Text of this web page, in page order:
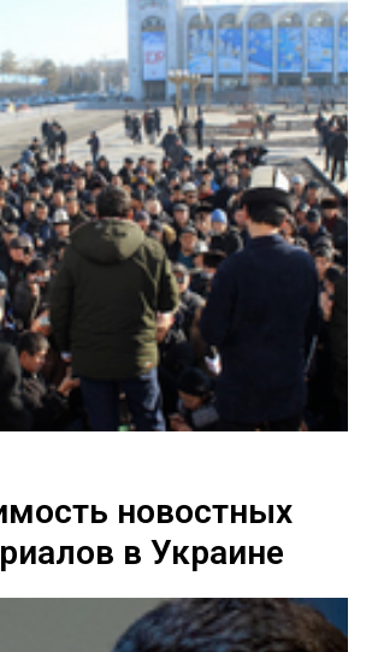
новостных
в Украине